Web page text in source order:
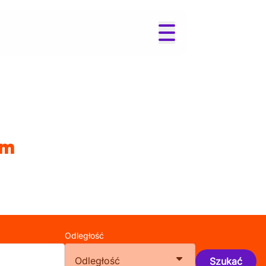
Odległość
Odległość Szukać